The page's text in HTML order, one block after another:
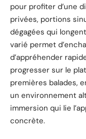
pour profiter d’une
privées, portions
dégagées qui
varié permet
d’appréhender
progresser sur le
premières balades,
un environnement
immersion qui lie
concrète.